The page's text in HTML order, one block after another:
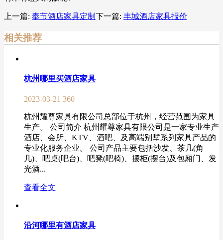
上一篇: 奉节酒店家具定制 下一篇: 丰城酒店家具报价
相关推荐
杭州哪里买酒店家具
2023-03-21 360
杭州耀尊家具有限公司总部位于杭州，经营范围为家具
生产。 公司简介 杭州耀尊家具有限公司是一家专业生产
酒店、会所、KTV、酒吧、及高端别墅系列家具产品的
专业化服务企业。 公司产品主要包括沙发、茶几(角
几)、吧桌(吧台)、吧凳(吧椅)、摆柜(摆台)及包厢门、发
光酒...
查看全文
沿河哪里有酒店家具